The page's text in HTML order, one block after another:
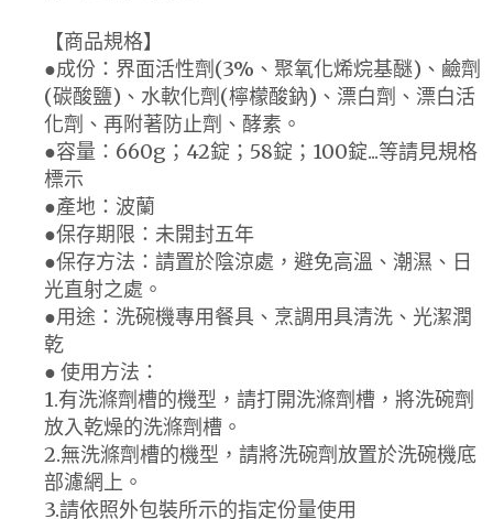
【商品規格】
●成份：界面活性劑(3%、聚氧化烯烷基醚)、鹼劑
(碳酸鹽)、水軟化劑(檸檬酸鈉)、漂白劑、漂白活
化劑、再附著防止劑、酵素。
●容量：660g；42錠；58錠；100錠...等請見規格
標示
●產地：波蘭
●保存期限：未開封五年
●保存方法：請置於陰涼處，避免高溫、潮濕、日
光直射之處。
●用途：洗碗機專用餐具、烹調用具清洗、光潔潤
乾
● 使用方法：
1.有洗滌劑槽的機型，請打開洗滌劑槽，將洗碗劑
放入乾燥的洗滌劑槽。
2.無洗滌劑槽的機型，請將洗碗劑放置於洗碗機底
部濾網上。
3.請依照外包裝所示的指定份量使用